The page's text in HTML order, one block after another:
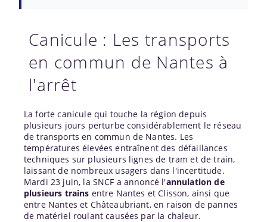
Canicule : Les transports
en commun de Nantes à
l'arrêt
La forte canicule qui touche la région depuis
plusieurs jours perturbe considérablement le réseau
de transports en commun de Nantes. Les
températures élevées entraînent des défaillances
techniques sur plusieurs lignes de tram et de train,
laissant de nombreux usagers dans l'incertitude.
Mardi 23 juin, la SNCF a annoncé l'annulation de
plusieurs trains entre Nantes et Clisson, ainsi que
entre Nantes et Châteaubriant, en raison de pannes
de matériel roulant causées par la chaleur.